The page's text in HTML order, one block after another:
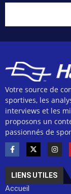
Votre source de
sportives, les
interviews et les
proposons un
passionnés de
LIENS UTILES
Accueil